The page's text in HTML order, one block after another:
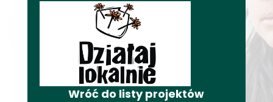
Wróć do listy projektów